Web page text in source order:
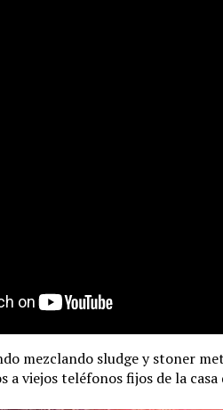
mezclando sludge y stoner
a viejos teléfonos fijos de la